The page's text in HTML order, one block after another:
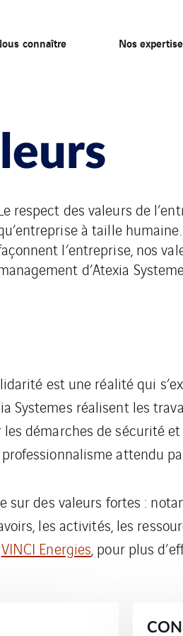
connaître Nos
respect des valeurs de
à taille
l’entreprise, nos
d’Atexia
est une réalité qui
Systemes réalisent les
démarches de sécurité
attendu
sur des valeurs fortes :
les activités, les
VINCI Energies, pour plus